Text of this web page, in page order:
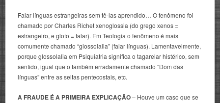
Falar línguas estrangeiras sem tê-las aprendido… O fenômeno foi
chamado por Charles Richet xenoglossia (do grego xenos =
estrangeiro, e gloto = falar). Em Teologia o fenômeno é mais
comumente chamado “glossolalia” (falar línguas). Lamentavelmente,
porque glossolalia em Psiquiatria significa o tagarelar histérico, sem
sentido, igual que o também erradamente chamado “Dom das
línguas” entre as seitas pentecostais, etc.
A FRAUDE É A PRIMEIRA EXPLICAÇÃO– Houve um caso que se